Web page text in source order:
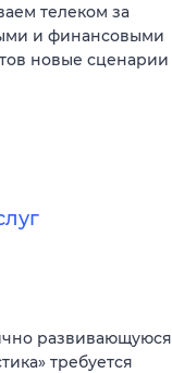
телеком за
и финансовыми
новые сценарии
развивающуюся
требуется